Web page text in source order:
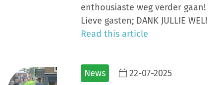
enthousiaste weg verder gaan!
Lieve gasten; DANK JULLIE WEL!
Read this article
News
22-07-2025